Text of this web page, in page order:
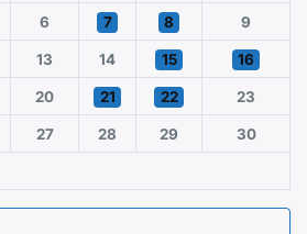
6 7 8 9
13 14 15 16
20 21 22 23
27 28 29 30